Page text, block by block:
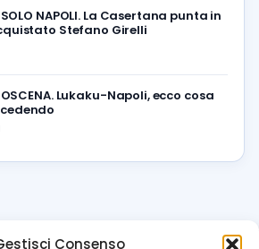
Consenso
NAPOLI. La Casertana punta in
Stefano Girelli
Lukaku-Napoli, ecco cosa